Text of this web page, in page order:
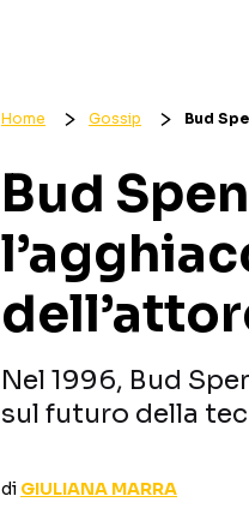
Home Gossip Bud
Bud
Nel 1996, Bud
sul futuro della
di GIULIANA MARRA